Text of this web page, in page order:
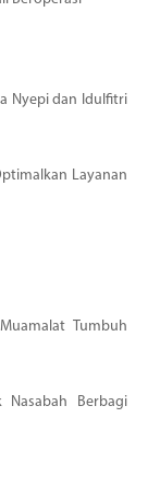
Nyepi dan Idulfitri
Layanan
Tumbuh
Nasabah Berbagi